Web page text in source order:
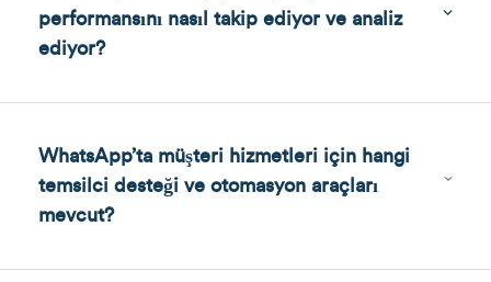
performansını nasıl takip ediyor ve analiz
ediyor?
WhatsApp’ta müşteri hizmetleri için hangi
temsilci desteği ve otomasyon araçları
mevcut?